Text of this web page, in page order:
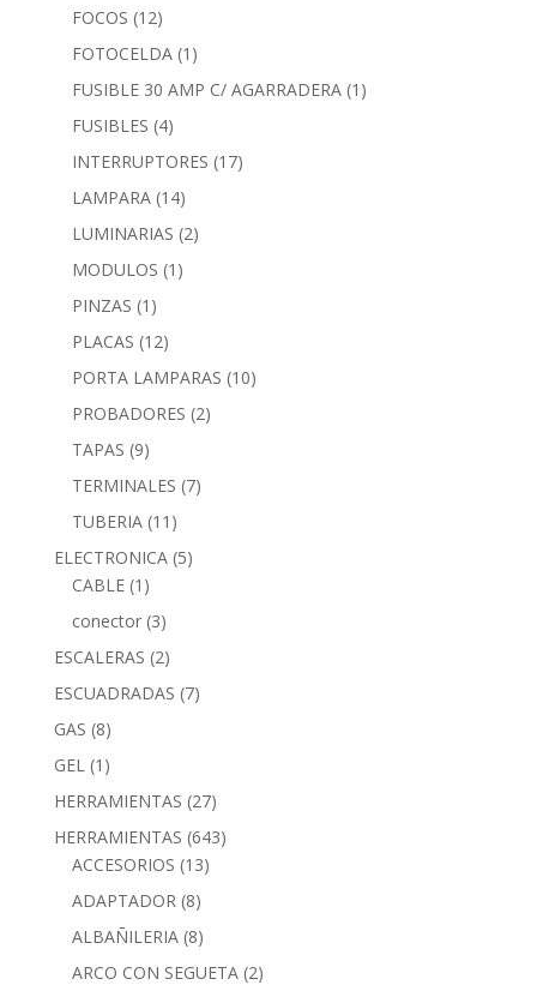
FOCOS (12)
FOTOCELDA (1)
FUSIBLE 30 AMP C/ AGARRADERA (1)
FUSIBLES (4)
INTERRUPTORES (17)
LAMPARA (14)
LUMINARIAS (2)
MODULOS (1)
PINZAS (1)
PLACAS (12)
PORTA LAMPARAS (10)
PROBADORES (2)
TAPAS (9)
TERMINALES (7)
TUBERIA (11)
ELECTRONICA (5)
CABLE (1)
conector (3)
ESCALERAS (2)
ESCUADRADAS (7)
GAS (8)
GEL (1)
HERRAMIENTAS (27)
HERRAMIENTAS (643)
ACCESORIOS (13)
ADAPTADOR (8)
ALBAÑILERIA (8)
ARCO CON SEGUETA (2)